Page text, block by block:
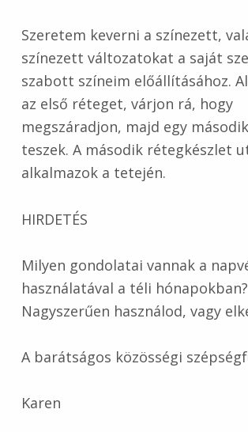
Szeretem keverni a színezett,
színezett változatokat a saját
szabott színeim előállításához.
az első réteget, várjon rá, hogy
megszáradjon, majd egy
teszek. A második rétegkészlet
alkalmazok a tetején.
HIRDETÉS
Milyen gondolatai vannak a
használatával a téli hónapokban?
Nagyszerűen használod, vagy
A barátságos közösségi
Karen